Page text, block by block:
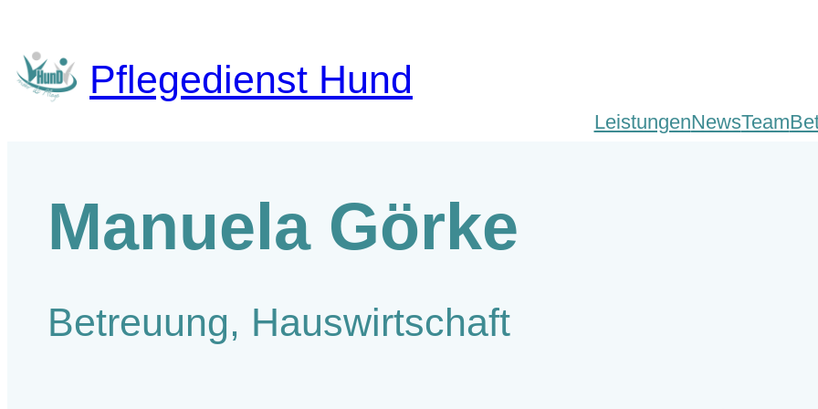
springen
Pflegedienst Hund
LeistungenNewsTeam
Manuela Görke
Betreuung, Hauswirtschaft